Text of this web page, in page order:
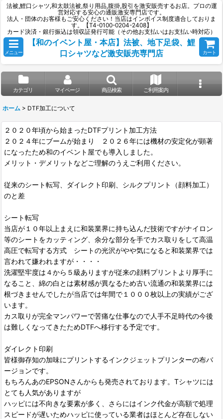
法被,鯉口シャツ,和太鼓法被,祭り用品,腹掛,股引を激安販売するお店。プロの運
営対応する安心の通販激安専門店です。
法人・団体のお客様もご安心ください！当店はインボイス制度適合しておりま
す。【T4-0100-0204-2408】
カード決済・銀行振込は領収証発行可能（その他お支払いはお支払い時対応）
メニュー
【和のイベント屋・本店】法被、地下足袋、鯉
口シャツなど激安販売専門店
カート
カテゴリ マイページ 商品検索 ご利用案内
ホーム > DTF加工について
２０２０年頃から始まったDTFプリント加工方法
２０２４年にブームが始まり ２０２６年には機材の安定化が顕著
になったため和のイベント屋でも導入しました。
メリット・デメリットなどご理解のうえご利用ください。
従来のシート転写、ダイレクト印刷、シルクプリント（顔料加工）
のと差
シート転写
当店が１０年以上まえに和装業界に持ち込んだ技術ですがナイロン
等のシートをカッティング、余分な部分を手でカス取りをして高温
高圧で転写する方式 シートの光沢がやや気になると和装業界では
言われて嫌われますが・・・・
洗濯堅牢度は４から５級ありますが従来の顔料プリントより厚手に
なること、綿の白とは素材感が異なるため古い流通の和装業界には
根づきませんでしたが当店では年間で１０００枚以上の実績がござ
います。
カス取りが完全マンパワーで苦痛な仕事なので人手不足時代の今後
は難しくなってきたためDTFへ移行する予定です。
ダイレクト印刷
皆様御存知の加味にプリントするインクジェットプリンターの布バ
ージョンです。
もちろんあのEPSONさんからも発売されております。Tシャツには
とても人気がありますが
ハッピには不向きな要素が多く、さらにはインク代金が高額で処理
スピードが遅いためハッピに使っている業者はほとんど存在しない